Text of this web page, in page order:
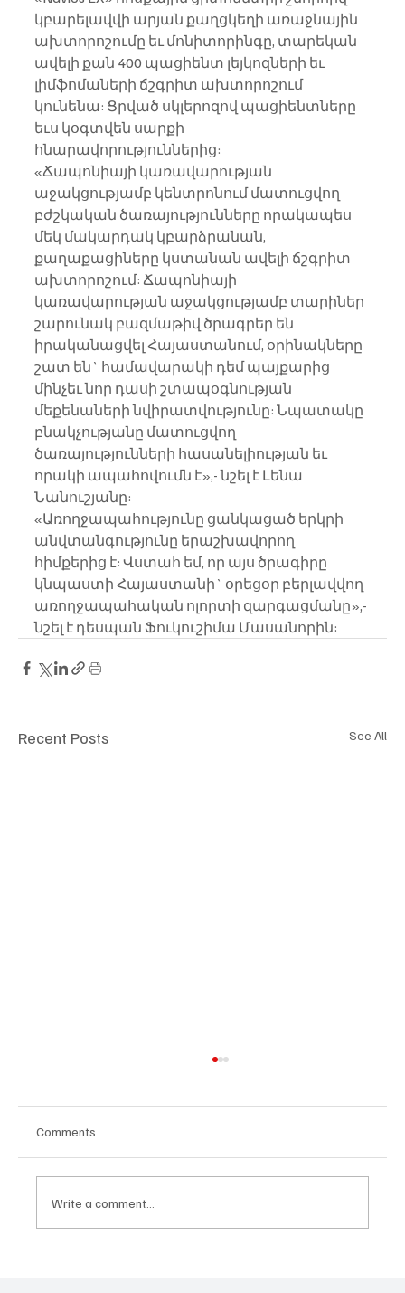
կբարելավվի արյան քաղցկեղի առաջնային
ախտորոշումը եւ մոնիտորինգը, տարեկան
ավելի քան 400 պացիենտ լեյկոզների եւ
լիմֆոմաների ճշգրիտ ախտորոշում
կունենա: Ցրված սկլերոզով պացիենտները
եւս կօգտվեն սարքի
հնարավորություններից:
«Ճապոնիայի կառավարության
աջակցությամբ կենտրոնում մատուցվող
բժշկական ծառայությունները որակապես
մեկ մակարդակ կբարձրանան,
քաղաքացիները կստանան ավելի ճշգրիտ
ախտորոշում: Ճապոնիայի
կառավարության աջակցությամբ տարիներ
շարունակ բազմաթիվ ծրագրեր են
իրականացվել Հայաստանում, օրինակները
շատ են` համավարակի դեմ պայքարից
մինչեւ նոր դասի շտապօգնության
մեքենաների նվիրատվությունը: Նպատակը
բնակչությանը մատուցվող
ծառայությունների հասանելիության եւ
որակի ապահովումն է»,- նշել է Լենա
Նանուշյանը:
«Առողջապահությունը ցանկացած երկրի
անվտանգությունը երաշխավորող
հիմքերից է: Վստահ եմ, որ այս ծրագիրը
կնպաստի Հայաստանի` օրեցօր բերլավվող
առողջապահական ոլորտի զարգացմանը»,-
նշել է դեսպան Ֆուկուշիմա Մասանորին:
Recent Posts See All
Comments
Write a comment...